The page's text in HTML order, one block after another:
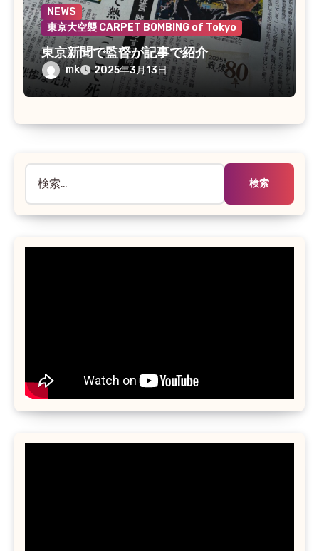
NEWS
東京大空襲 CARPET BOMBING of Tokyo
東京新聞で監督が記事で紹介
mk 2025年3月13日